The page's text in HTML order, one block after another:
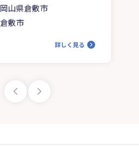
岡山県倉敷市
倉敷市
詳しく見る